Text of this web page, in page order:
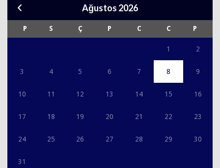
Ağustos 2026
P S Ç P C C P
1 2
3 4 5 6 7 8 9
10 11 12 13 14 15 16
17 18 19 20 21 22 23
24 25 26 27 28 29 30
31